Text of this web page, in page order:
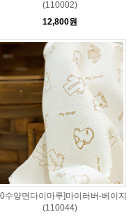
(110002)
12,800원
수양면다이마루]마이러버-베이지
(110044)